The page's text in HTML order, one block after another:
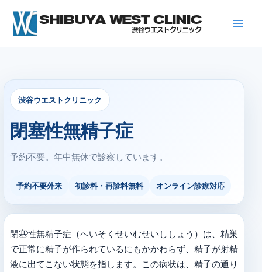
渋谷ウエストクリニック
閉塞性無精子症
予約不要。年中無休で診察しています。
予約不要外来 初診料・再診料無料 オンライン診療対応
閉塞性無精子症（へいそくせいむせいししょう）は、精巣
で正常に精子が作られているにもかかわらず、精子が射精
液に出てこない状態を指します。この病状は、精子の通り